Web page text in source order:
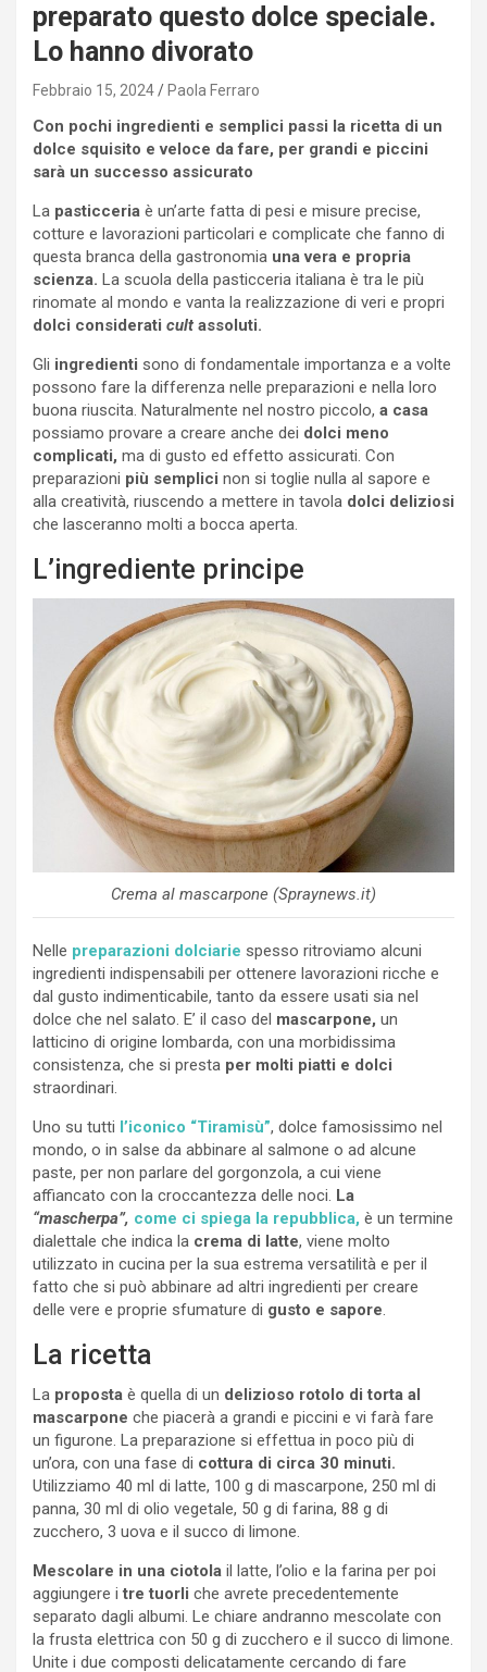
preparato questo dolce speciale.
Lo hanno divorato
Febbraio 15, 2024 Paola Ferraro
Con pochi ingredienti e semplici passi la ricetta di un
dolce squisito e veloce da fare, per grandi e piccini
sarà un successo assicurato
La pasticceria è un’arte fatta di pesi e misure precise,
cotture e lavorazioni particolari e complicate che fanno di
questa branca della gastronomia una vera e propria
scienza. La scuola della pasticceria italiana è tra le più
rinomate al mondo e vanta la realizzazione di veri e propri
dolci considerati cult assoluti.
Gli ingredienti sono di fondamentale importanza e a volte
possono fare la differenza nelle preparazioni e nella loro
buona riuscita. Naturalmente nel nostro piccolo, a casa
possiamo provare a creare anche dei dolci meno
complicati, ma di gusto ed effetto assicurati. Con
preparazioni più semplici non si toglie nulla al sapore e
alla creatività, riuscendo a mettere in tavola dolci deliziosi
che lasceranno molti a bocca aperta.
L’ingrediente principe
Crema al mascarpone (Spraynews.it)
Nelle preparazioni dolciarie spesso ritroviamo alcuni
ingredienti indispensabili per ottenere lavorazioni ricche e
dal gusto indimenticabile, tanto da essere usati sia nel
dolce che nel salato. E’ il caso del mascarpone, un
latticino di origine lombarda, con una morbidissima
consistenza, che si presta per molti piatti e dolci
straordinari.
Uno su tutti l’iconico “Tiramisù”, dolce famosissimo nel
mondo, o in salse da abbinare al salmone o ad alcune
paste, per non parlare del gorgonzola, a cui viene
affiancato con la croccantezza delle noci. La
“mascherpa”, come ci spiega la repubblica, è un termine
dialettale che indica la crema di latte, viene molto
utilizzato in cucina per la sua estrema versatilità e per il
fatto che si può abbinare ad altri ingredienti per creare
delle vere e proprie sfumature di gusto e sapore.
La ricetta
La proposta è quella di un delizioso rotolo di torta al
mascarpone che piacerà a grandi e piccini e vi farà fare
un figurone. La preparazione si effettua in poco più di
un’ora, con una fase di cottura di circa 30 minuti.
Utilizziamo 40 ml di latte, 100 g di mascarpone, 250 ml di
panna, 30 ml di olio vegetale, 50 g di farina, 88 g di
zucchero, 3 uova e il succo di limone.
Mescolare in una ciotola il latte, l’olio e la farina per poi
aggiungere i tre tuorli che avrete precedentemente
separato dagli albumi. Le chiare andranno mescolate con
la frusta elettrica con 50 g di zucchero e il succo di limone.
Unite i due composti delicatamente cercando di fare